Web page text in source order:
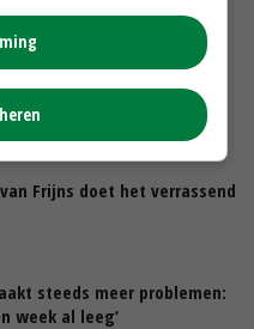
Huizinga: ‘Bezoek van
zelf groente plukken’
Frijns doet het verrassend
steeds meer problemen:
week al leeg’